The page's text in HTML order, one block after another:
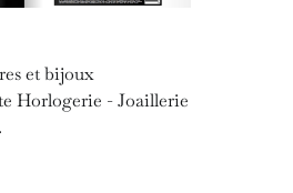
et bijoux
Horlogerie - Joaillerie